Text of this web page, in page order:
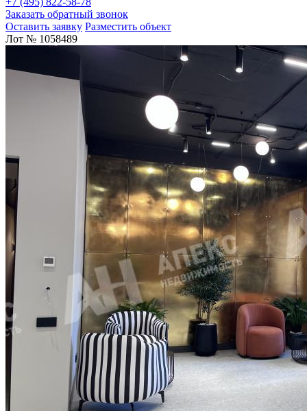
Заказать обратный звонок
Оставить заявку Разместить объект
Лот № 1058489